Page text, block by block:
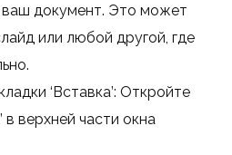
ваш документ. Это может
или любой другой, где
‘Вставка’: Откройте
в верхней части окна